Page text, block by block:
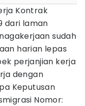
Kontrak
dari laman
sudah
harian lepas
perjanjian kerja
dengan
Keputusan
Nomor: